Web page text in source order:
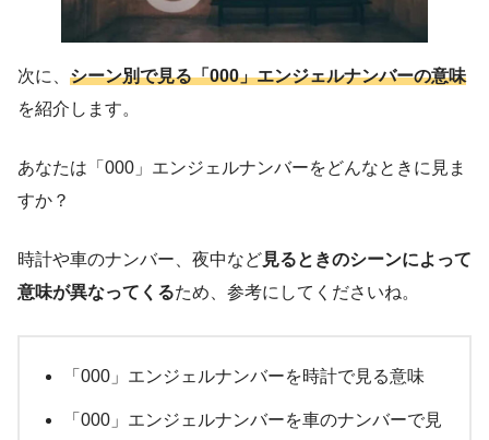
次に、 シーン別で見る「000」エンジェルナンバーの意味
を紹介します。
あなたは「000」エンジェルナンバーをどんなときに見ま
すか？
時計や車のナンバー、夜中など見るときのシーンによって
意味が異なってくるため、参考にしてくださいね。
「000」エンジェルナンバーを時計で見る意味
「000」エンジェルナンバーを車のナンバーで見